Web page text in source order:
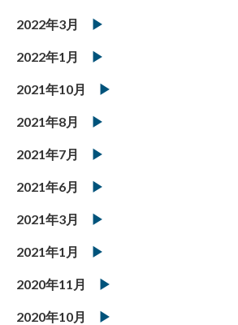
2022年3月
2022年1月
2021年10月
2021年8月
2021年7月
2021年6月
2021年3月
2021年1月
2020年11月
2020年10月